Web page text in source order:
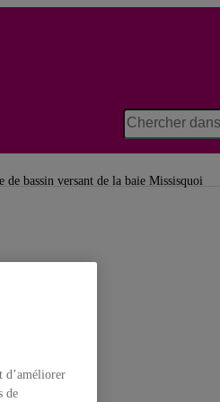
bassin versant de la baie Missisquoi
d’améliorer
de